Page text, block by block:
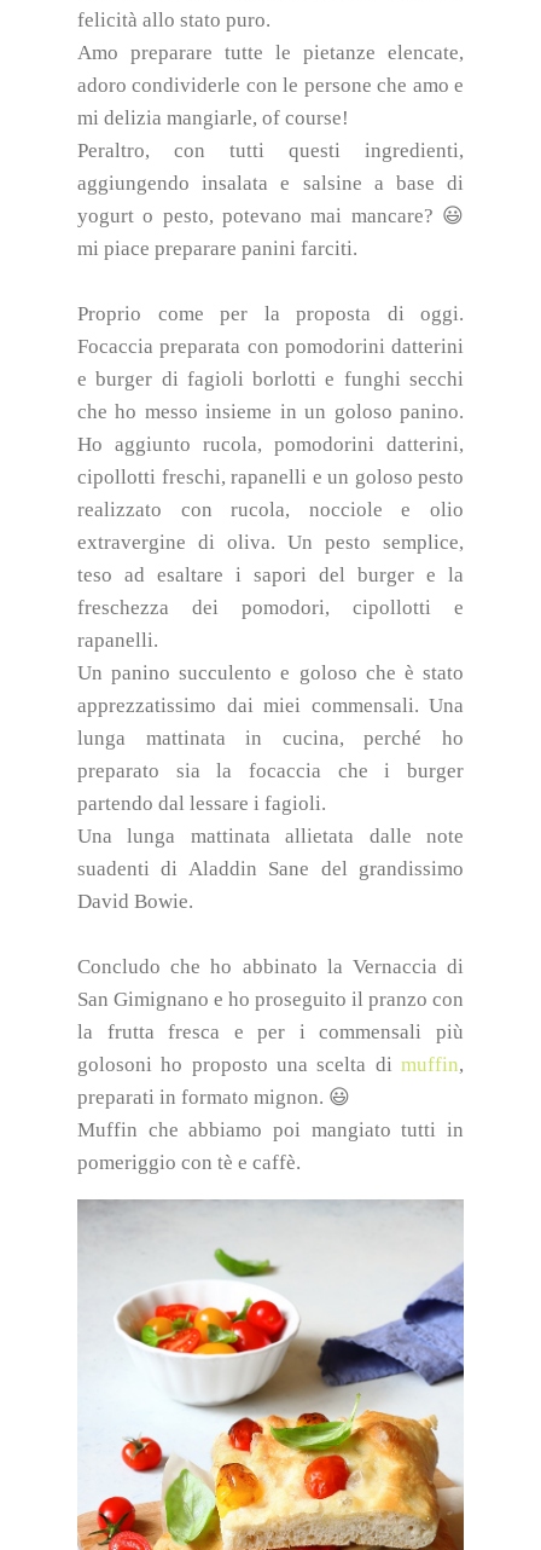
felicità allo stato puro.
Amo preparare tutte le pietanze elencate,
adoro condividerle con le persone che amo e
mi delizia mangiarle, of course!
Peraltro, con tutti questi ingredienti,
aggiungendo insalata e salsine a base di
yogurt o pesto, potevano mai mancare? 😃
mi piace preparare panini farciti.
Proprio come per la proposta di oggi.
Focaccia preparata con pomodorini datterini
e burger di fagioli borlotti e funghi secchi
che ho messo insieme in un goloso panino.
Ho aggiunto rucola, pomodorini datterini,
cipollotti freschi, rapanelli e un goloso pesto
realizzato con rucola, nocciole e olio
extravergine di oliva. Un pesto semplice,
teso ad esaltare i sapori del burger e la
freschezza dei pomodori, cipollotti e
rapanelli.
Un panino succulento e goloso che è stato
apprezzatissimo dai miei commensali. Una
lunga mattinata in cucina, perché ho
preparato sia la focaccia che i burger
partendo dal lessare i fagioli.
Una lunga mattinata allietata dalle note
suadenti di Aladdin Sane del grandissimo
David Bowie.
Concludo che ho abbinato la Vernaccia di
San Gimignano e ho proseguito il pranzo con
la frutta fresca e per i commensali più
golosoni ho proposto una scelta di muffin,
preparati in formato mignon. 😃
Muffin che abbiamo poi mangiato tutti in
pomeriggio con tè e caffè.